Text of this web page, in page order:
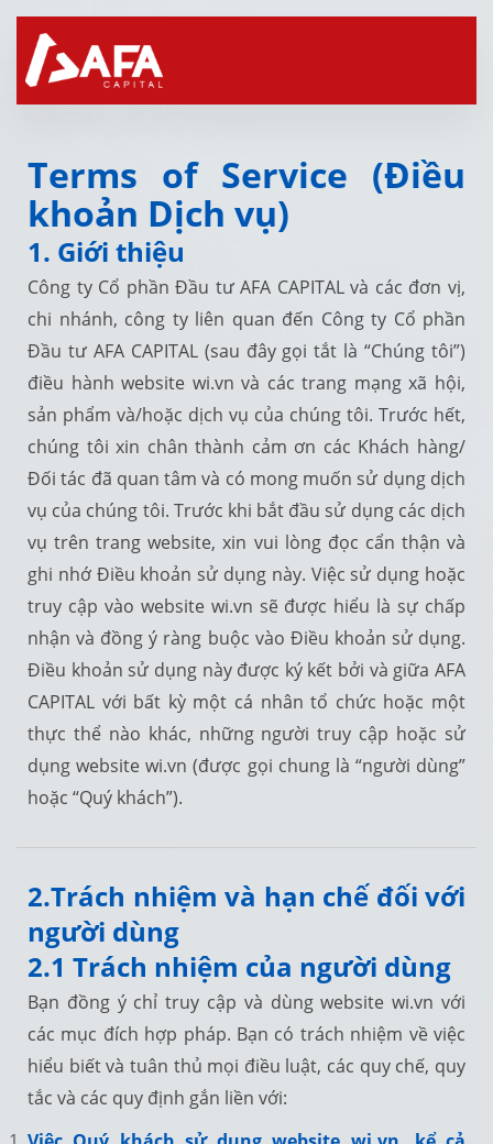
Terms of Service (Điều
khoản Dịch vụ)
1. Giới thiệu
Công ty Cổ phần Đầu tư AFA CAPITAL và các đơn vị,
chi nhánh, công ty liên quan đến Công ty Cổ phần
Đầu tư AFA CAPITAL (sau đây gọi tắt là “Chúng tôi”)
điều hành website wi.vn và các trang mạng xã hội,
sản phẩm và/hoặc dịch vụ của chúng tôi. Trước hết,
chúng tôi xin chân thành cảm ơn các Khách hàng/
Đối tác đã quan tâm và có mong muốn sử dụng dịch
vụ của chúng tôi. Trước khi bắt đầu sử dụng các dịch
vụ trên trang website, xin vui lòng đọc cẩn thận và
ghi nhớ Điều khoản sử dụng này. Việc sử dụng hoặc
truy cập vào website wi.vn sẽ được hiểu là sự chấp
nhận và đồng ý ràng buộc vào Điều khoản sử dụng.
Điều khoản sử dụng này được ký kết bởi và giữa AFA
CAPITAL với bất kỳ một cá nhân tổ chức hoặc một
thực thể nào khác, những người truy cập hoặc sử
dụng website wi.vn (được gọi chung là “người dùng”
hoặc “Quý khách”).
2.Trách nhiệm và hạn chế đối với
người dùng
2.1 Trách nhiệm của người dùng
Bạn đồng ý chỉ truy cập và dùng website wi.vn với
các mục đích hợp pháp. Bạn có trách nhiệm về việc
hiểu biết và tuân thủ mọi điều luật, các quy chế, quy
tắc và các quy định gắn liền với: